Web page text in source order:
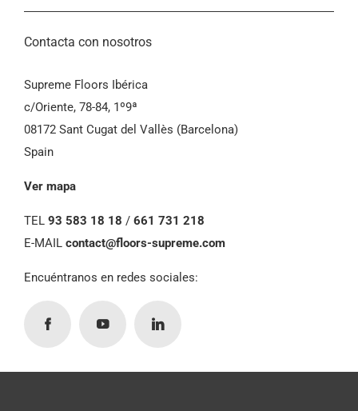
Contacta con nosotros
Supreme Floors Ibérica
c/Oriente, 78-84, 1º9ª
08172 Sant Cugat del Vallès (Barcelona)
Spain
Ver mapa
TEL 93 583 18 18 / 661 731 218
E-MAIL contact@floors-supreme.com
Encuéntranos en redes sociales: